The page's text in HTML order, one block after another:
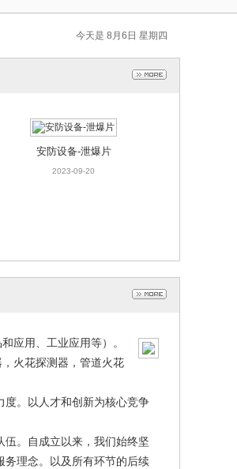
今天是 8月6日 星期四
安防设备-泄爆片
应用、工业应用等）。
火花探测器，管道火花
度。以人才和创新为核心竞争
。自成立以来，我们始终坚
务理念。以及所有环节的后续